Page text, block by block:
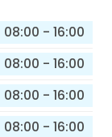
08:00 - 16:00
08:00 - 16:00
08:00 - 16:00
08:00 - 16:00